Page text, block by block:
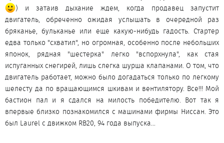
) и затаив дыхание ждем, когда продавец запустит
двигатель, обреченно ожидая услышать в очередной раз
бряканье, бульканье или еще какую-нибудь гадость. Стартер
едва только "схватил", но огромная, особенно после небольших
японок, рядная "шестерка" легко "вспорхнула", как стая
испуганных снегирей, лишь слегка шурша клапанами. О том, что
двигатель работает, можно было догадаться только по легкому
шелесту да по вращающимся шкивам и вентилятору. Все!!! Мой
бастион пал и я сдался на милость победителю. Вот так я
впервые близко познакомился с машинами фирмы Ниссан. Это
был Laurel с движком RB20, 94 года выпуска...